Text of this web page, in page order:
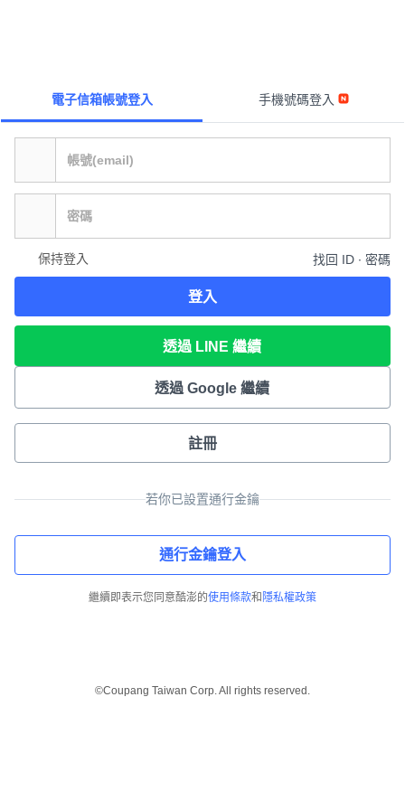
電子信箱帳號登入 手機號碼登入
保持登入 找回 ID ∙ 密碼
登入
透過 LINE 繼續
透過 Google 繼續
註冊
若你已設置通行金鑰
通行金鑰登入
繼續即表示您同意酷澎的使用條款和 隱私權政策
©Coupang Taiwan Corp. All rights reserved.